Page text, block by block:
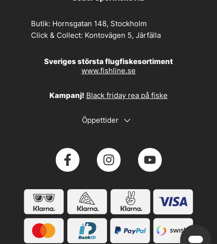
Butik: Hornsgatan 148, Stockholm
Click & Collect: Kontovägen 5, Järfälla
Sveriges största flugfiskesortiment
www.fishline.se
Kampanj! Black friday rea på fiske
Öppettider